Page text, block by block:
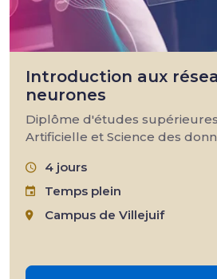
Introduction aux
neurones
Diplôme d'études
Artificielle et Science des
4 jours
Temps plein
Campus de Villejuif